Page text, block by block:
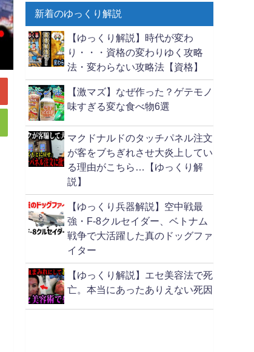
新着のゆっくり解説
【ゆっくり解説】時代が変わ
り・・・資格の変わりゆく攻略
法・変わらない攻略法【資格】
【激マズ】なぜ作った？ゲテモノ
味すぎる変な食べ物6選
マクドナルドのタッチパネル注文
が客をブちぎれさせ大炎上してい
る理由がこちら…【ゆっくり解
説】
【ゆっくり兵器解説】空中戦最
強・F-8クルセイダー、ベトナム
戦争で大活躍した真のドッグファ
イター
【ゆっくり解説】エセ美容法で死
亡。本当にあったありえない死因